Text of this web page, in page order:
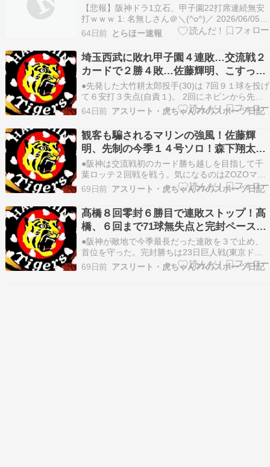
【悲報】阪神ドラ1立石、甲子園22打席連続無安
打ｗｗｗ 1: 名無しさん＠＼(^o^)／ 2026/06/05
(金) 03:06:45.414 ID:PAFSJTiov1 阪神のドラフト
1位・立石正広内野手（創価大）が、甲子園で22
打席連続無安打となった模様。小谷野打撃チー
フ…
64日前 とらほー速報
埼玉西武に敗れ甲子園４連敗…交流戦２
カードで２勝４敗…佐藤輝明、こすった
打球でびっくり弾！
●先発した大竹耕太郎投手(30)は 7回９１球を投げ
て６安打３失点(自責１)。 2回にネビンから先制
のソロ本塁打こそ許すも、以降 6回までは安定感
のある投球を披露した。しかし 7回に二死 2、 3
塁を背負うと、遊撃手・小幡竜平内野手(25)のフ
ァンブルと悪送球により２点を失い、…
64日前 アスリート・虎ちゃん77のスポーツ日記
観客も騙されるマリンの強風！佐藤輝
明、先制の今季１４号ソロ！森下翔太が
自身初の２打席連発！
●阪神は交流戦初のカード勝ち越しを目指して千
葉ロッテ２回戦を戦う。気になるのはZOZOマリ
ン特有の強風。29日のナイターゲームでは秒速５
メートル前後だったが、デーゲームのこの日は秒
速８メートル以上を記録するなど、前日よりも風
が若干だが強くなっている。風向きはバックスク
リーンから…
69日前 アスリート・虎ちゃん77のスポーツ日記
髙橋８回零封６勝目で連敗ストップ！髙
橋、６回まで71球無失点と完封ペース！
立石１５打席ぶりヒット
●阪神が敵地で今季最長だった連敗を３で止め、
首位を守った。完封勝ちは23日巨人戦(東京ドー
ム)以来今季１１度目。今季の交流戦４試合目で
初勝利となった。阪神は千葉ロッテとの接戦を制
69日前 アスリート・虎ちゃん77のスポーツ日記